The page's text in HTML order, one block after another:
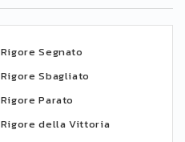
Rigore Segnato
Rigore Sbagliato
Rigore Parato
Rigore della Vittoria